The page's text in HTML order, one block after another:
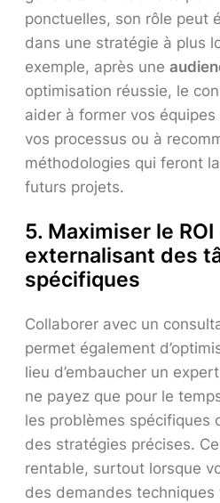
ponctuelles, son rôle peut
dans une stratégie à plus
exemple, après une
optimisation réussie, le
aider à former vos
vos processus ou à
méthodologies qui feront
futurs projets.
5. Maximiser le ROI
externalisant des
spécifiques
Collaborer avec un
permet également
lieu d’embaucher un
ne payez que pour le
les problèmes spécifiques
des stratégies précises.
rentable, surtout lorsque
des demandes